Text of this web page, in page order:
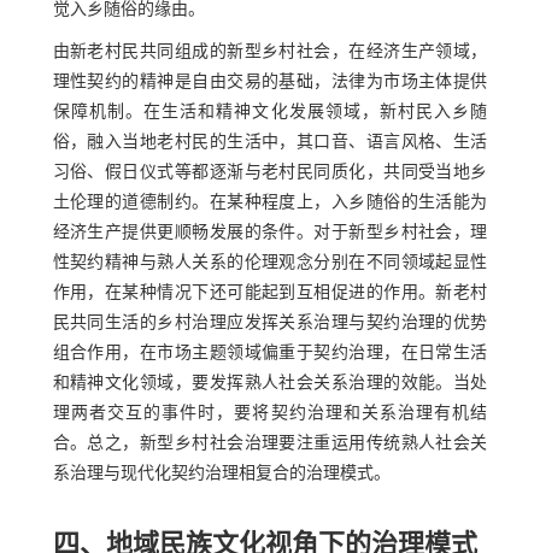
觉入乡随俗的缘由。
由新老村民共同组成的新型乡村社会，在经济生产领域，
理性契约的精神是自由交易的基础，法律为市场主体提供
保障机制。在生活和精神文化发展领域，新村民入乡随
俗，融入当地老村民的生活中，其口音、语言风格、生活
习俗、假日仪式等都逐渐与老村民同质化，共同受当地乡
土伦理的道德制约。在某种程度上，入乡随俗的生活能为
经济生产提供更顺畅发展的条件。对于新型乡村社会，理
性契约精神与熟人关系的伦理观念分别在不同领域起显性
作用，在某种情况下还可能起到互相促进的作用。新老村
民共同生活的乡村治理应发挥关系治理与契约治理的优势
组合作用，在市场主题领域偏重于契约治理，在日常生活
和精神文化领域，要发挥熟人社会关系治理的效能。当处
理两者交互的事件时，要将契约治理和关系治理有机结
合。总之，新型乡村社会治理要注重运用传统熟人社会关
系治理与现代化契约治理相复合的治理模式。
四、地域民族文化视角下的治理模式